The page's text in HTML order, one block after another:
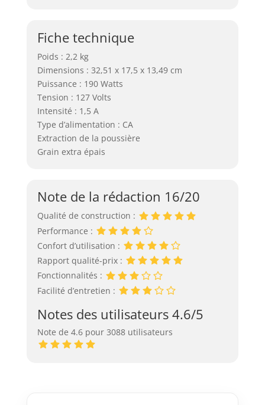
Fiche technique
Poids : 2,2 kg
Dimensions : 32,51 x 17,5 x 13,49 cm
Puissance : 190 Watts
Tension : 127 Volts
Intensité : 1,5 A
Type d’alimentation : CA
Extraction de la poussière
Grain extra épais
Note de la rédaction 16/20
Qualité de construction :
Performance :
Confort d’utilisation :
Rapport qualité-prix :
Fonctionnalités :
Facilité d’entretien :
Notes des utilisateurs 4.6/5
Note de 4.6 pour 3088 utilisateurs